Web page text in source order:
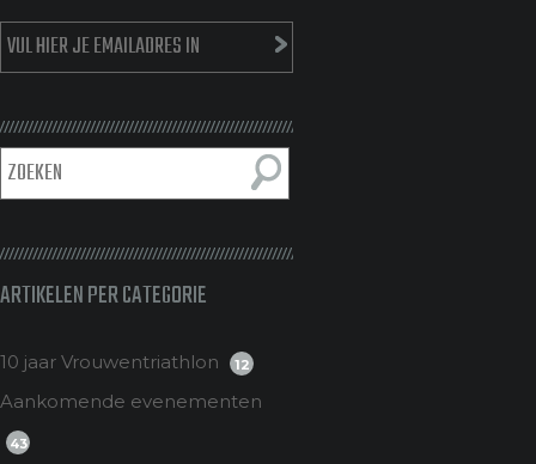
ARTIKELEN PER CATEGORIE
10 jaar Vrouwentriathlon 12
Aankomende evenementen
43